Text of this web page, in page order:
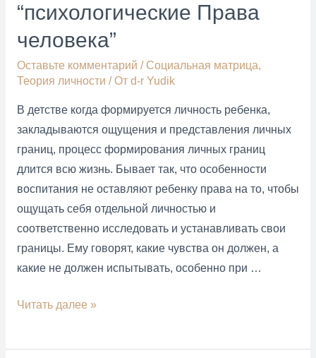
смартофона
грядёт
психическая
пандемия
“психологические Права
человека”
Оставьте комментарий / Социальная матрица,
Теория личности / От d-r Yudik
В детстве когда формируется личность ребенка,
закладываются ощущения и представления личных
границ, процесс формирования личных границ
длится всю жизнь. Бывает так, что особенности
воспитания не оставляют ребенку права на то, чтобы
ощущать себя отдельной личностью и
соответственно исследовать и устанавливать свои
границы. Ему говорят, какие чувства он должен, а
какие не должен испытывать, особенно при …
Границы
Читать далее »